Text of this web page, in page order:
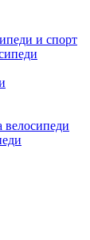
и спорт
велосипеди